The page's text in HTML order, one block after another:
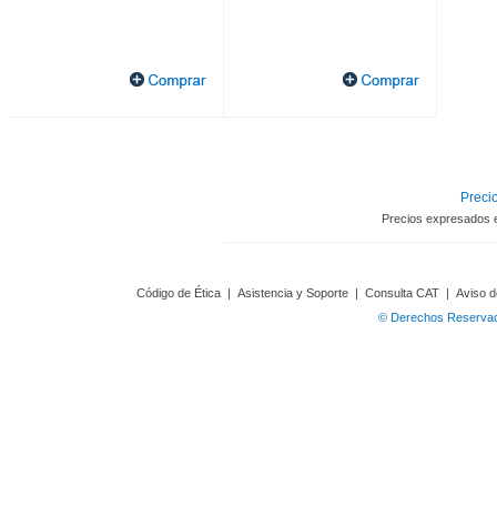
Precios expresados
Código de Ética | Asistencia y Soporte | Consulta CAT | Aviso
© Derechos